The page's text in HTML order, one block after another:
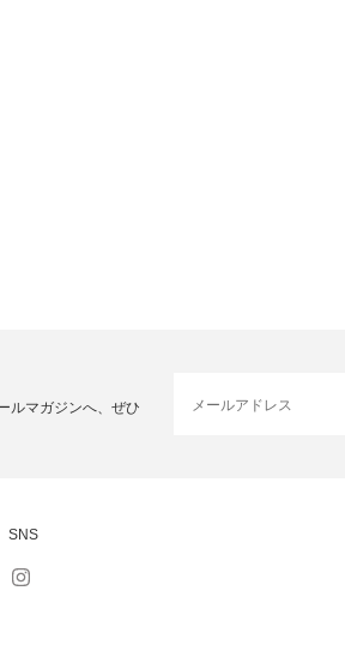
ルマガジンへ、ぜひ
SNS